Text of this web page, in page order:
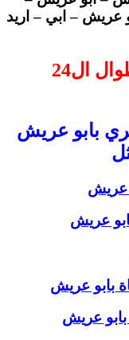
عريش – ابي – اريد
اتصل نحن في خدمتكم طوال ال24
بابو عريش
عريش
عريش
بابو عريش
عريش